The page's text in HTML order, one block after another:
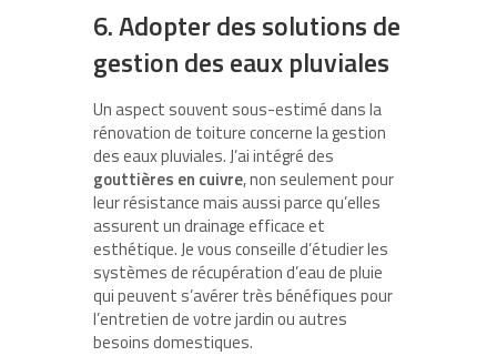
6. Adopter des solutions de
gestion des eaux pluviales
Un aspect souvent sous-estimé dans la
rénovation de toiture concerne la gestion
des eaux pluviales. J’ai intégré des
gouttières en cuivre, non seulement pour
leur résistance mais aussi parce qu’elles
assurent un drainage efficace et
esthétique. Je vous conseille d’étudier les
systèmes de récupération d’eau de pluie
qui peuvent s’avérer très bénéfiques pour
l’entretien de votre jardin ou autres
besoins domestiques.